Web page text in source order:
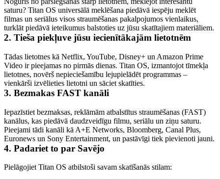
saturu? Titan OS universālā meklēšana piedāvā iespēju meklēt
filmas un seriālus visos straumēšanas pakalpojumos vienlaikus,
turklāt piedāvā ieteikumus balstoties uz jūsu skatītajiem materiāliem.
2. Tieša piekļuve jūsu iecienītākajām lietotnēm
Tādas lietotnes kā Netflix, YouTube, Disney+ un Amazon Prime
Video ir pieejamas no pirmās dienas. Titan OS, izmantojot tīmekļa
lietotnes, novērš nepieciešamību lejupielādēt programmas –
vienkārši izvēlieties lietotni un sāciet skatīties.
3. Bezmakas FAST kanāli
Iepazīstiet bezmaksas, reklāmām atbalstītus straumēšanas (FAST)
kanālus, kas piedāvā daudzveidīgu filmu, seriālu un ziņu saturu.
Pieejami tādi kanāli kā A+E Networks, Bloomberg, Canal Plus,
Euronews un Sony Entertainment, un pastāvīgi tiek pievienoti jauni.
4. Padariet to par Savējo
Pielāgojiet Titan OS atbilstoši savam skatīšanās stilam: